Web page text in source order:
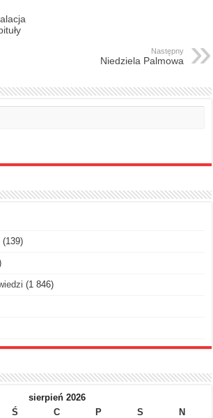
Następny
Niedziela Palmowa
(139)
(1 846)
sierpień 2026
Ś C P S
N